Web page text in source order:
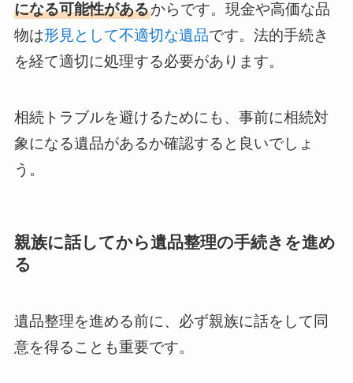
になる可能性があるからです。現金や高価な品
物は形見として不適切な遺品です。法的手続き
を経て適切に処理する必要があります。
相続トラブルを避けるためにも、事前に相続対
象になる遺品があるか確認すると良いでしょ
う。
親族に話してから遺品整理の手続きを進め
る
遺品整理を進める前に、必ず親族に話をして同
意を得ることも重要です。